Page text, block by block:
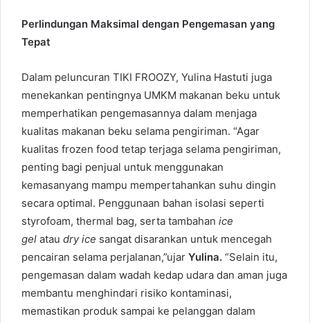
Perlindungan Maksimal dengan Pengemasan yang
Tepat
Dalam peluncuran TIKI FROOZY, Yulina Hastuti juga
menekankan pentingnya UMKM makanan beku untuk
memperhatikan pengemasannya dalam menjaga
kualitas makanan beku selama pengiriman. “Agar
kualitas frozen food tetap terjaga selama pengiriman,
penting bagi penjual untuk menggunakan
kemasanyang mampu mempertahankan suhu dingin
secara optimal. Penggunaan bahan isolasi seperti
styrofoam, thermal bag, serta tambahan ice
gel atau dry ice sangat disarankan untuk mencegah
pencairan selama perjalanan,”ujar Yulina. “Selain itu,
pengemasan dalam wadah kedap udara dan aman juga
membantu menghindari risiko kontaminasi,
memastikan produk sampai ke pelanggan dalam